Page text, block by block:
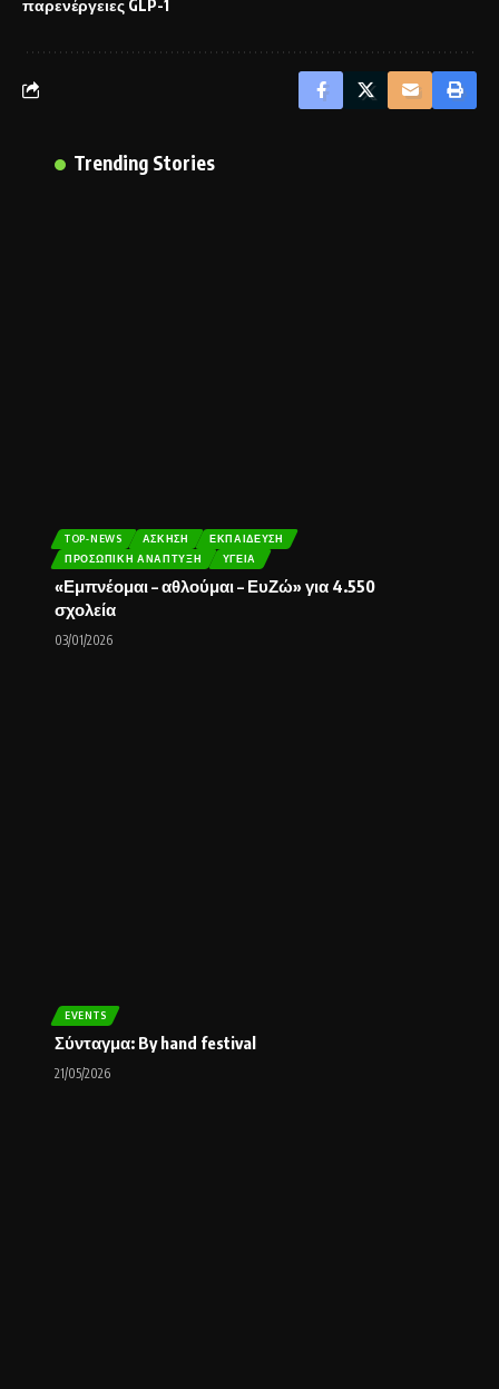
παρενέργειες GLP-1
Trending Stories
TOP-NEWS ΆΣΚΗΣΗ
ΕΚΠΑΊΔΕΥΣΗ
ΠΡΟΣΩΠΙΚΉ ΑΝΆΠΤΥΞΗ
ΥΓΕΊΑ
«Εμπνέομαι – αθλούμαι – ΕυΖώ» για 4.550
σχολεία
03/01/2026
EVENTS
Σύνταγμα: By hand festival
21/05/2026